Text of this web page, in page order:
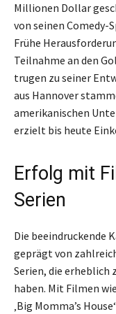
Millionen Dollar
von seinen Comedy-
Frühe
Teilnahme an den
trugen zu seiner
aus Hannover
amerikanischen
erzielt bis heute
Erfolg mit
Serien
Die beeindruckende
geprägt von
Serien, die erheblich
haben. Mit Filmen
‚Big Momma’s